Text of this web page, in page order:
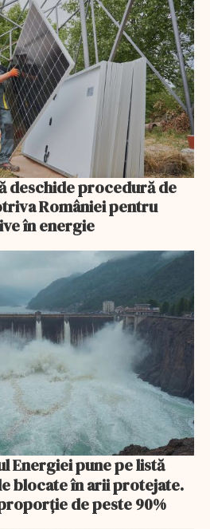
deschide procedură de
României pentru
în energie
blocate în arii protejate.
de peste 90%